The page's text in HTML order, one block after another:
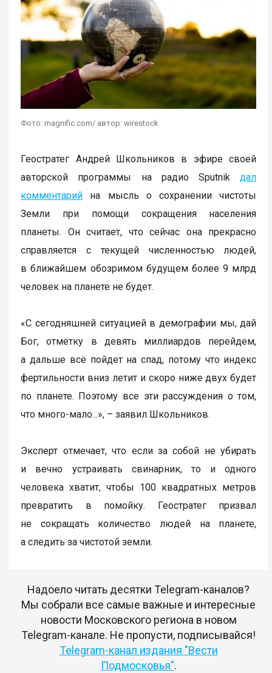
Фото: magnific.com/ автор: wirestock
Геостратег Андрей Школьников в эфире своей
авторской программы на радио Sputnikдал
комментарий на мысль о сохранении чистоты
Земли при помощи сокращения населения
планеты. Он считает, что сейчас она прекрасно
справляется с текущей численностью людей,
в ближайшем обозримом будущем более 9 млрд
человек на планете не будет.
«С сегодняшней ситуацией в демографии мы, дай
Бог, отметку в девять миллиардов перейдем,
а дальше всё пойдет на спад, потому что индекс
фертильности вниз летит и скоро ниже двух будет
по планете. Поэтому все эти рассуждения о том,
что много-мало...», – заявил Школьников.
Эксперт отмечает, что если за собой не убирать
и вечно устраивать свинарник, то и одного
человека хватит, чтобы 100 квадратных метров
превратить в помойку. Геостратег призвал
не сокращать количество людей на планете,
а следить за чистотой земли.
Надоело читать десятки Telegram-каналов?
Мы собрали все самые важные и интересные
новости Московского региона в новом
Telegram-канале. Не пропусти, подписывайся!
Telegram-канал издания "Вести
Подмосковья".